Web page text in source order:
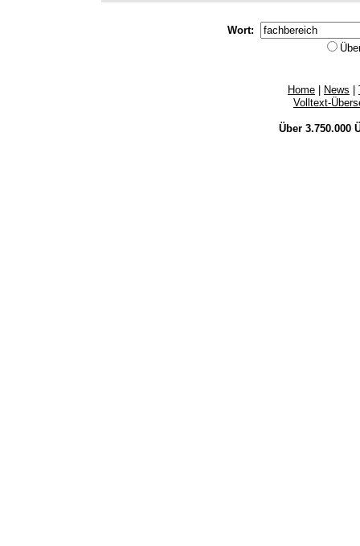
Wort:
Home News
Volltext-
Über 3.750.000